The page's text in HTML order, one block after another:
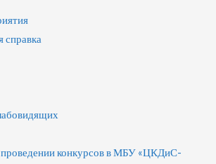
справка
конкурсов в МБУ «ЦКДиС-